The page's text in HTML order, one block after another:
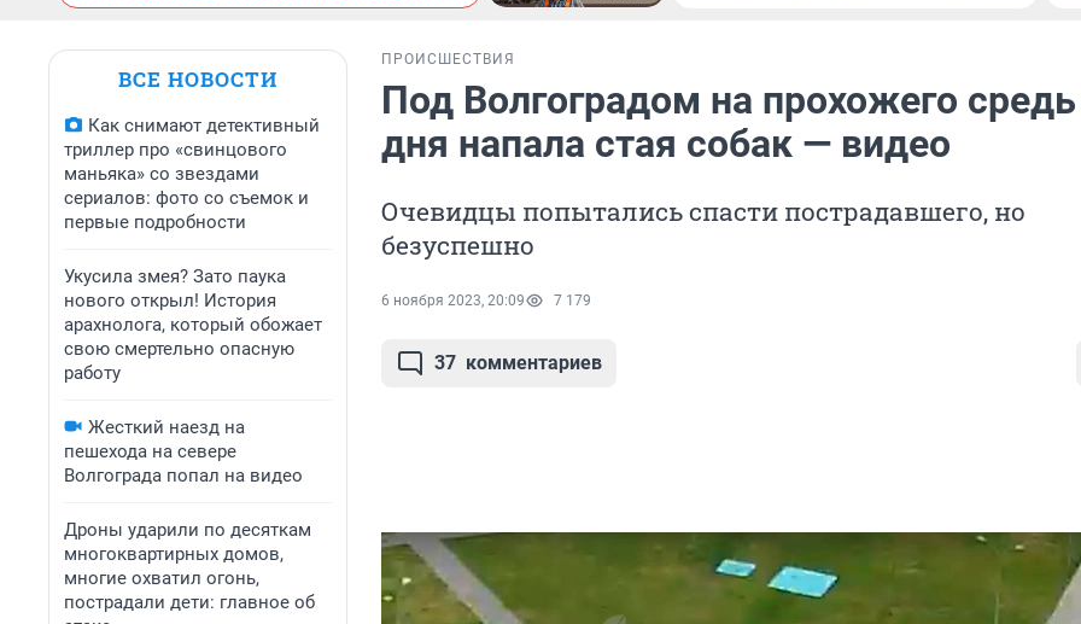
ВСЕ НОВОСТИ
Как снимают детективный
триллер про «свинцового
маньяка» со звездами
сериалов: фото со съемок и
первые подробности
Укусила змея? Зато паука
нового открыл! История
арахнолога, который обожает
свою смертельно опасную
работу
Жесткий наезд на
пешехода на севере
Волгограда попал на видео
Дроны ударили по десяткам
многоквартирных домов,
многие охватил огонь,
пострадали дети: главное об
ПРОИСШЕСТВИЯ
Под Волгоградом на прохожего
дня напала стая собак — видео
Очевидцы попытались спасти пострадавшего, но
безуспешно
6 ноября 2023, 20:09 7 179
37 комментариев